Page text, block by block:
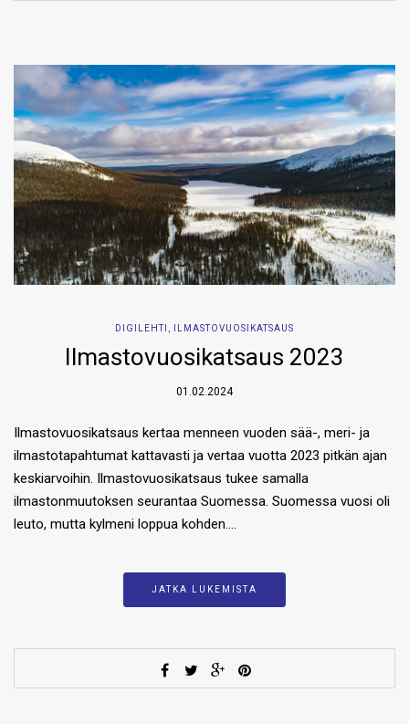
DIGILEHTI , ILMASTOVUOSIKATSAUS
Ilmastovuosikatsaus 2023
01.02.2024
Ilmastovuosikatsaus kertaa menneen vuoden sää-, meri- ja
ilmastotapahtumat kattavasti ja vertaa vuotta 2023 pitkän ajan
keskiarvoihin. Ilmastovuosikatsaus tukee samalla
ilmastonmuutoksen seurantaa Suomessa. Suomessa vuosi oli
leuto, mutta kylmeni loppua kohden….
JATKA LUKEMISTA